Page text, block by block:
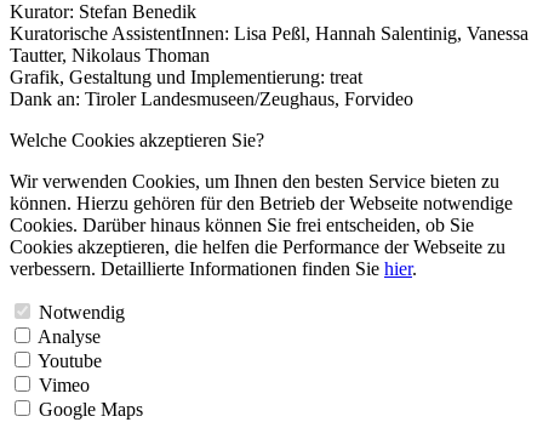
Kurator: Stefan Benedik
Kuratorische AssistentInnen: Lisa Peßl, Hannah Salentinig, Vanessa
Tautter, Nikolaus Thoman
Grafik, Gestaltung und Implementierung: treat
Dank an: Tiroler Landesmuseen/Zeughaus, Forvideo
Welche Cookies akzeptieren Sie?
Wir verwenden Cookies, um Ihnen den besten Service bieten zu
können. Hierzu gehören für den Betrieb der Webseite notwendige
Cookies. Darüber hinaus können Sie frei entscheiden, ob Sie
Cookies akzeptieren, die helfen die Performance der Webseite zu
verbessern. Detaillierte Informationen finden Sie hier.
Notwendig
Analyse
Youtube
Vimeo
Google Maps